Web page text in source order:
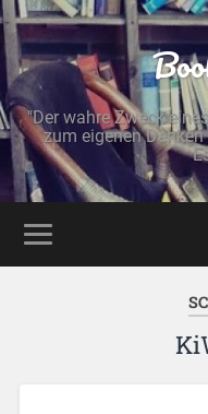
"Der wahre Zweck
zum eigenen